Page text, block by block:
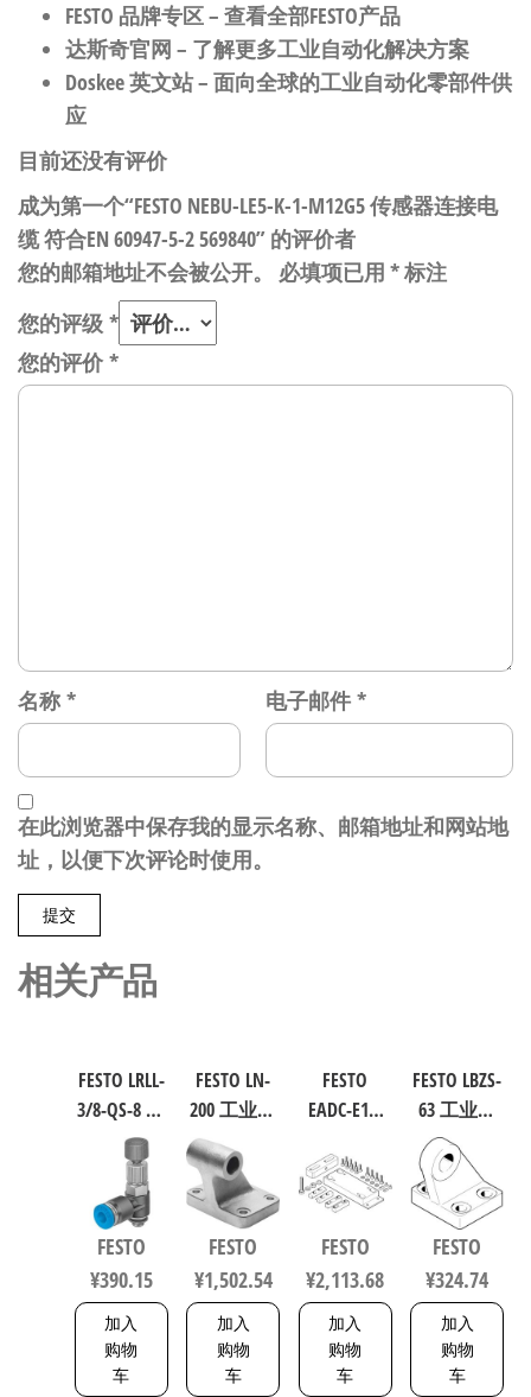
FESTO 品牌专区– 查看全部FESTO产品
达斯奇官网 – 了解更多工业自动化解决方案
Doskee 英文站– 面向全球的工业自动化零部件供
应
目前还没有评价
成为第一个“FESTO NEBU-LE5-K-1-M12G5 传感器连接电
缆 符合EN 60947-5-2 569840” 的评价者
您的邮箱地址不会被公开。
必填项已用 *标注
您的评级 *
您的评价*
名称 * 电子邮件 *
在此浏览器中保存我的显示名称、邮箱地址和网站地
址，以便下次评论时使用。
相关产品
FESTO LRLL-
3/8-QS-8 气
源处理元
件 规格8
153505
FESTO
¥390.15
加入
购物
车
FESTO LN-
200 工业自
动化零部
件 规格200
9038
FESTO
¥1,502.54
加入
购物
车
FESTO
EADC-E16-
业自动化
零部件 规
8047581
FESTO
¥2,113.68
加入
购物
车
FESTO LBZS-
63 工业自
动化零部
件 规格63
33846
FESTO
¥324.74
加入
购物
车